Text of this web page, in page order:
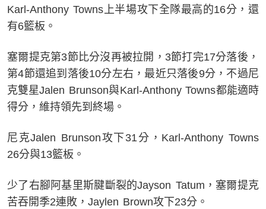
Karl-Anthony Towns上半場攻下全隊最高的16分，還
有6籃板。
塞爾提克第3節比分沒再被拉開，3節打完17分落後，
第4節還追到落後10分左右，最近只落後9分，不過尼
克雙星Jalen Brunson與Karl-Anthony Towns都能適時
得分，維持領先到終場。
尼克Jalen Brunson攻下31分，Karl-Anthony Towns
26分與13籃板。
少了右腳阿基里斯腱斷裂的Jayson Tatum，塞爾提克
苦吞開季2連敗，Jaylen Brown攻下23分。